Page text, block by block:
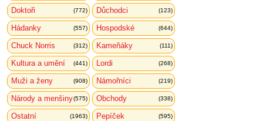
Doktoři (772) Důchodci (123)
Hádanky (557) Hospodské (644)
Chuck Norris (312) Kameňáky (111)
Kultura a umění (441) Lordi (268)
Muži a ženy (908) Námořníci (219)
Národy a menšiny(575) Obchody (338)
Ostatní (1963) Pepíček (595)